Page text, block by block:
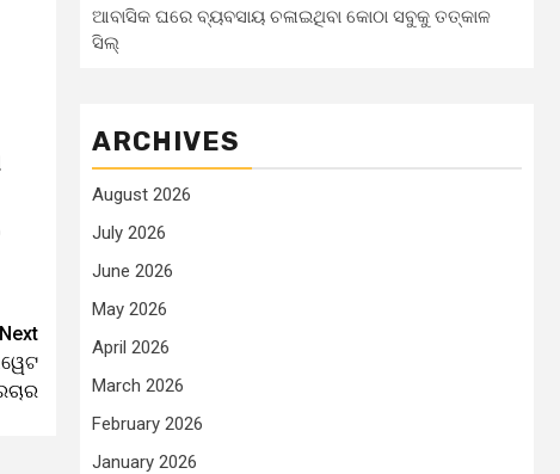
Next
ଆବାସିକ ଘରେ ବ୍ୟବସାୟ ଚଳାଇଥିବା କୋଠା ସବୁକୁ ତତ୍କାଳ
ସିଲ୍‌
ARCHIVES
August 2026
July 2026
June 2026
May 2026
April 2026
March 2026
February 2026
January 2026